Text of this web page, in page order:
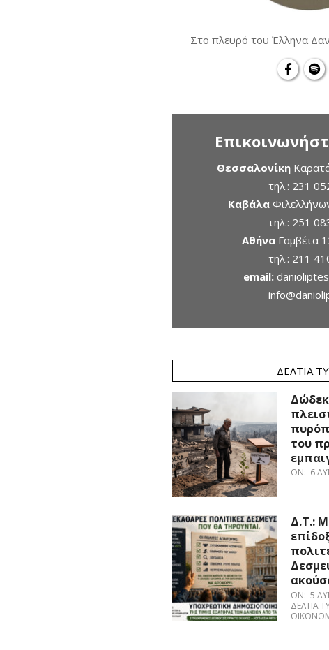
Στο πλευρό του Έλληνα
Θεσσαλονίκη
τηλ.: 231
Καβάλα
τηλ.: 251
ΑθήναΓαμβέτα
τηλ.: 211
email:
ΔΕΛΤΊΑ
του
ON: 6
Δ.Τ.:
ON: 5
ΔΕΛΤΊΑ